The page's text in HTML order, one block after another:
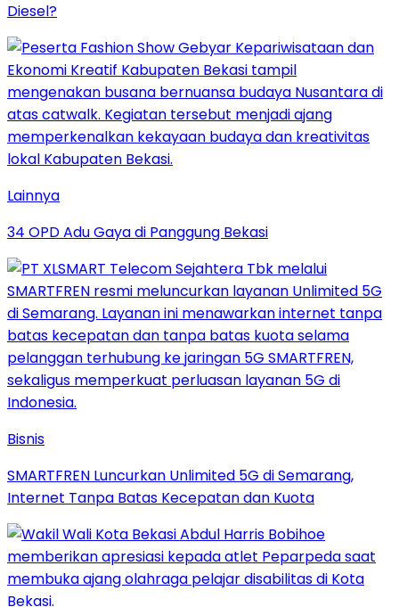
Diesel?
Lainnya
34 OPD Adu Gaya di Panggung Bekasi
Bisnis
SMARTFREN Luncurkan Unlimited 5G di Semarang,
Internet Tanpa Batas Kecepatan dan Kuota